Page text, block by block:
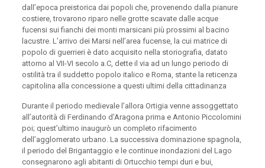
dall’epoca preistorica dai popoli che, provenendo dalla pianure
costiere, trovarono riparo nelle grotte scavate dalle acque
fucensi sui fianchi dei monti marsicani più prossimi al bacino
lacustre. L’arrivo dei Marsi nell’area fucense, la cui matrice di
popolo di guerrieri è dato acquisito nella storiografia, datato
attorno al VII-VI secolo a.C, dette il via ad un lungo periodo di
ostilità tra il suddetto popolo italico e Roma, stante la reticenza
capitolina alla concessione a questi ultimi della cittadinanza
Durante il periodo medievale l’allora Ortigia venne assoggettato
all’autorità di Ferdinando d’Aragona prima e Antonio Piccolomini
poi; quest’ultimo inaugurò un completo rifacimento
dell’agglomerato urbano. La successiva dominazione spagnola,
il periodo del Brigantaggio e le continue inondazioni del Lago
consegnarono agli abitanti di Ortucchio tempi duri e bui,